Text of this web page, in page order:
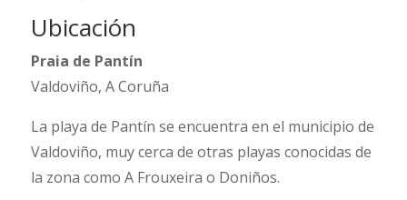
Ubicación
Praia de Pantín
Valdoviño, A Coruña
La playa de Pantín se encuentra en el municipio de
Valdoviño, muy cerca de otras playas conocidas de
la zona como A Frouxeira o Doniños.